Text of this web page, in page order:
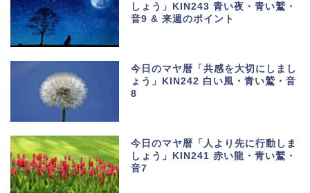
しょう」KIN243 青い夜・青い鷲・
音9 & 来週のポイント
今日のマヤ暦「共感を大切にしまし
ょう」KIN242 白い風・青い鷲・音
8
今日のマヤ暦「人より先に行動しま
しょう」KIN241 赤い龍・青い鷲・
音7